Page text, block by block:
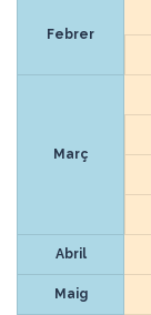
Febrer
Març
Abril
Maig